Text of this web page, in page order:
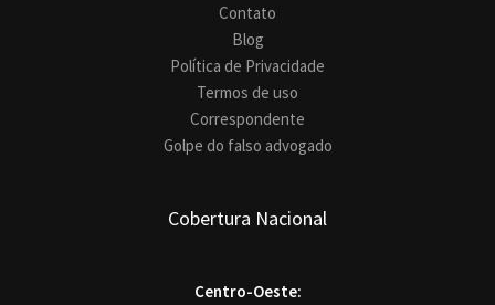
Contato
Blog
Política de Privacidade
Termos de uso
Correspondente
Golpe do falso advogado
Cobertura Nacional
Centro-Oeste: